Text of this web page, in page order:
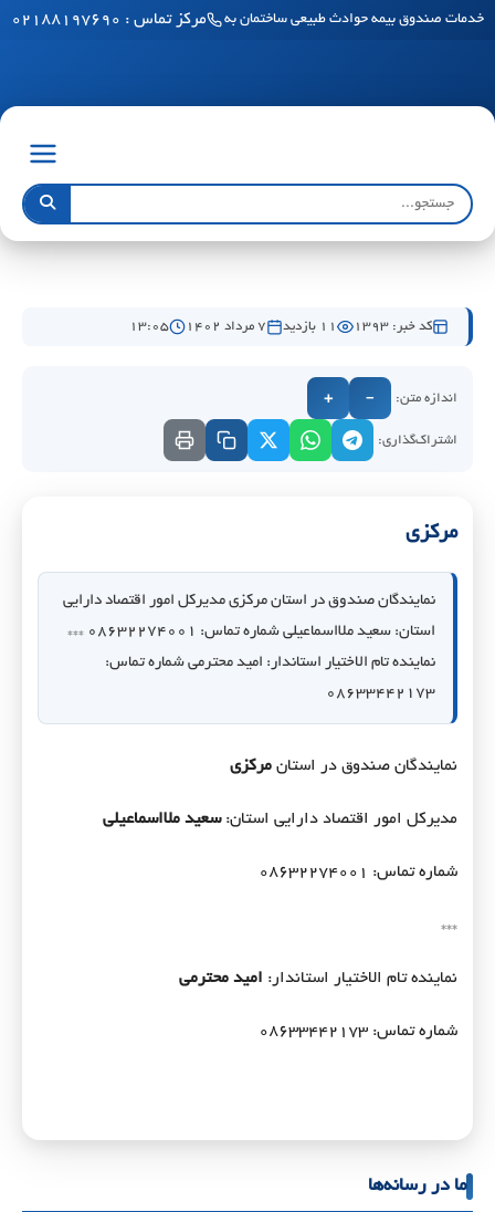
خدمات صندوق بیمه حوادث طبیعی ساختمان به مناطق آزاد رسید
مرکز تماس : ۰۲۱۸۸۱۹۷۶۹۰
کد خبر: 1393 11 بازدید ۷ مرداد ۱۴۰۲ ۱۳:۰۵
اندازه متن: −
+
اشتراک‌گذاری:
مرکزی
نمایندگان صندوق در استان مرکزی مدیرکل امور اقتصاد دارایی
استان: سعید ملااسماعیلی شماره تماس: ۰۸۶۳۲۲۷۴۰۰۱ ***
نماینده تام الاختیار استاندار: امید محترمی شماره تماس:
۰۸۶۳۳۴۴۲۱۷۳
نمایندگان صندوق در استان مرکزی
مدیرکل امور اقتصاد دارایی استان:سعید ملااسماعیلی
شماره تماس: ۰۸۶۳۲۲۷۴۰۰۱
***
نماینده تام الاختیار استاندار: امید محترمی
شماره تماس: ۰۸۶۳۳۴۴۲۱۷۳
ما در رسانه‌ها